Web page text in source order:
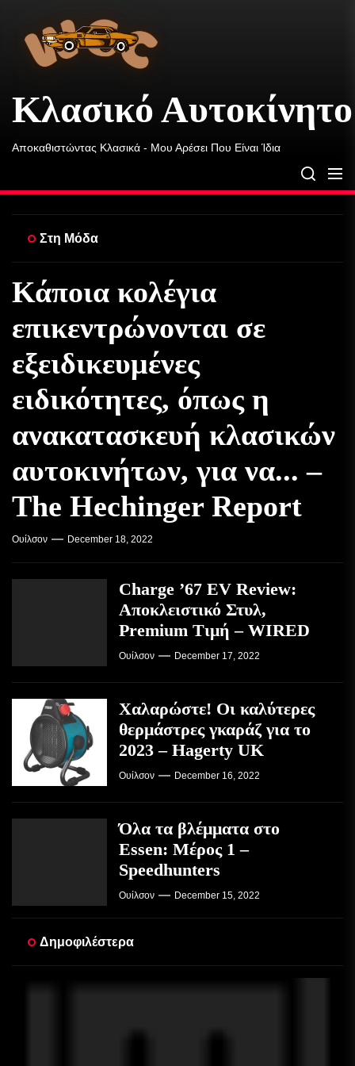
content
Κλασικό
Αποκαθιστώντας Κλασικά - Μου Αρέσει Που Είναι Ίδια
Στη Μόδα
Κάποια κολέγια
επικεντρώνονται σε
εξειδικευμένες
ειδικότητες, όπως η
ανακατασκευή κλασικών
αυτοκινήτων, για να... –
The Hechinger Report
Ουίλσον December 18, 2022
Charge ’67 EV Review:
Αποκλειστικό Στυλ,
Premium Τιμή – WIRED
Ουίλσον December 17, 2022
Χαλαρώστε! Οι καλύτερες
θερμάστρες γκαράζ για το
2023 – Hagerty UK
Ουίλσον December 16, 2022
Όλα τα βλέμματα στο
Essen: Μέρος 1 –
Speedhunters
Ουίλσον December 15, 2022
Δημοφιλέστερα